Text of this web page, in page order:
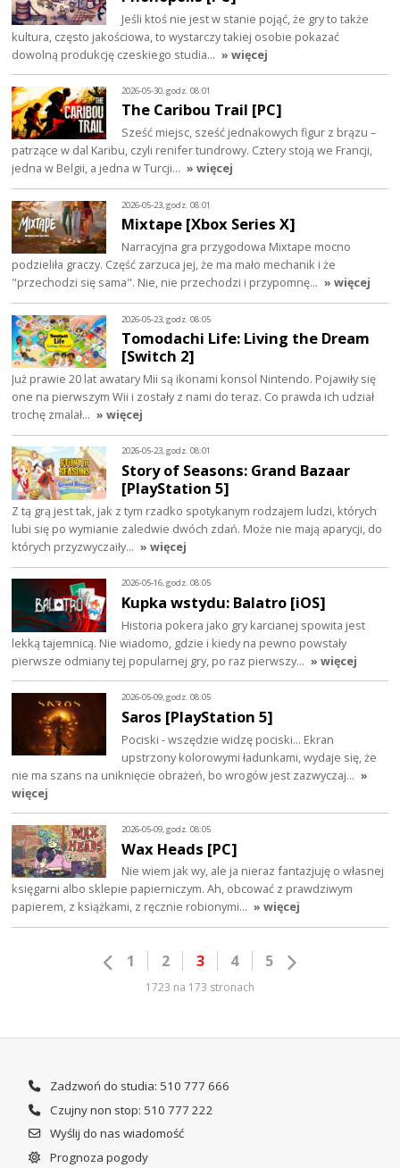
Jeśli ktoś nie jest w stanie pojąć, że gry to także
kultura, często jakościowa, to wystarczy takiej osobie pokazać
dowolną produkcję czeskiego studia… » więcej
2026-05-30, godz. 08:01
The Caribou Trail [PC]
Sześć miejsc, sześć jednakowych figur z brązu –
patrzące w dal Karibu, czyli renifer tundrowy. Cztery stoją we Francji,
jedna w Belgii, a jedna w Turcji… » więcej
2026-05-23, godz. 08:01
Mixtape [Xbox Series X]
Narracyjna gra przygodowa Mixtape mocno
podzieliła graczy. Część zarzuca jej, że ma mało mechanik i że
"przechodzi się sama". Nie, nie przechodzi i przypomnę… » więcej
2026-05-23, godz. 08:05
Tomodachi Life: Living the Dream
[Switch 2]
Już prawie 20 lat awatary Mii są ikonami konsol Nintendo. Pojawiły się
one na pierwszym Wii i zostały z nami do teraz. Co prawda ich udział
trochę zmalał… » więcej
2026-05-23, godz. 08:01
Story of Seasons: Grand Bazaar
[PlayStation 5]
Z tą grą jest tak, jak z tym rzadko spotykanym rodzajem ludzi, których
lubi się po wymianie zaledwie dwóch zdań. Może nie mają aparycji, do
których przyzwyczaiły… » więcej
2026-05-16, godz. 08:05
Kupka wstydu: Balatro [iOS]
Historia pokera jako gry karcianej spowita jest
lekką tajemnicą. Nie wiadomo, gdzie i kiedy na pewno powstały
pierwsze odmiany tej popularnej gry, po raz pierwszy… » więcej
2026-05-09, godz. 08:05
Saros [PlayStation 5]
Pociski - wszędzie widzę pociski... Ekran
upstrzony kolorowymi ładunkami, wydaje się, że
nie ma szans na uniknięcie obrażeń, bo wrogów jest zazwyczaj… »
więcej
2026-05-09, godz. 08:05
Wax Heads [PC]
Nie wiem jak wy, ale ja nieraz fantazjuję o własnej
księgarni albo sklepie papierniczym. Ah, obcować z prawdziwym
papierem, z książkami, z ręcznie robionymi… » więcej
1 2 3 4 5
1723 na 173 stronach
Zadzwoń do studia: 510 777 666
Czujny non stop: 510 777 222
Wyślij do nas wiadomość
Prognoza pogody